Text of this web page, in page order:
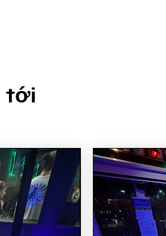
tới